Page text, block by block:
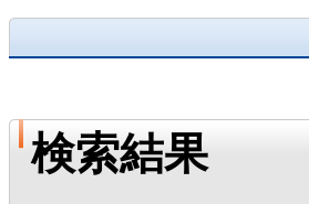
検索結果